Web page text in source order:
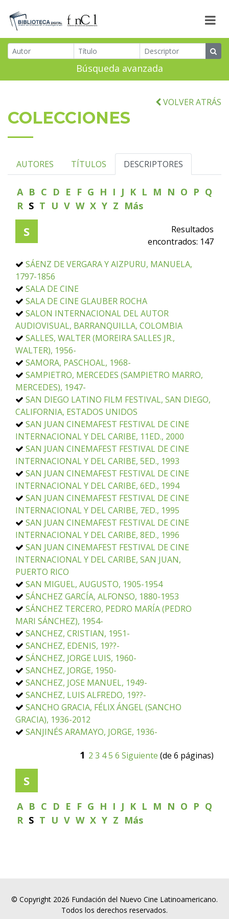
Búsqueda avanzada
VOLVER ATRÁS
COLECCIONES
AUTORES TÍTULOS DESCRIPTORES
A B C D E F G H I J K L M N O P Q
R S T U V W X Y Z Más
S
Resultados
encontrados: 147
SÁENZ DE VERGARA Y AIZPURU, MANUELA,
1797-1856
SALA DE CINE
SALA DE CINE GLAUBER ROCHA
SALON INTERNACIONAL DEL AUTOR
AUDIOVISUAL, BARRANQUILLA, COLOMBIA
SALLES, WALTER (MOREIRA SALLES JR.,
WALTER), 1956-
SAMORA, PASCHOAL, 1968-
SAMPIETRO, MERCEDES (SAMPIETRO MARRO,
MERCEDES), 1947-
SAN DIEGO LATINO FILM FESTIVAL, SAN DIEGO,
CALIFORNIA, ESTADOS UNIDOS
SAN JUAN CINEMAFEST FESTIVAL DE CINE
INTERNACIONAL Y DEL CARIBE, 11ED., 2000
SAN JUAN CINEMAFEST FESTIVAL DE CINE
INTERNACIONAL Y DEL CARIBE, 5ED., 1993
SAN JUAN CINEMAFEST FESTIVAL DE CINE
INTERNACIONAL Y DEL CARIBE, 6ED., 1994
SAN JUAN CINEMAFEST FESTIVAL DE CINE
INTERNACIONAL Y DEL CARIBE, 7ED., 1995
SAN JUAN CINEMAFEST FESTIVAL DE CINE
INTERNACIONAL Y DEL CARIBE, 8ED., 1996
SAN JUAN CINEMAFEST FESTIVAL DE CINE
INTERNACIONAL Y DEL CARIBE, SAN JUAN,
PUERTO RICO
SAN MIGUEL, AUGUSTO, 1905-1954
SÁNCHEZ GARCÍA, ALFONSO, 1880-1953
SÁNCHEZ TERCERO, PEDRO MARÍA (PEDRO
MARI SÁNCHEZ), 1954-
SANCHEZ, CRISTIAN, 1951-
SANCHEZ, EDENIS, 19??-
SÁNCHEZ, JORGE LUIS, 1960-
SANCHEZ, JORGE, 1950-
SANCHEZ, JOSE MANUEL, 1949-
SANCHEZ, LUIS ALFREDO, 19??-
SANCHO GRACIA, FÉLIX ÁNGEL (SANCHO
GRACIA), 1936-2012
SANJINÉS ARAMAYO, JORGE, 1936-
1 2 3 45 6 Siguiente (de 6 páginas)
S
A B C D E F G H I J K L M N O P Q
R S T U V W X Y Z Más
© Copyright 2026 Fundación del Nuevo Cine Latinoamericano.
Todos los derechos reservados.